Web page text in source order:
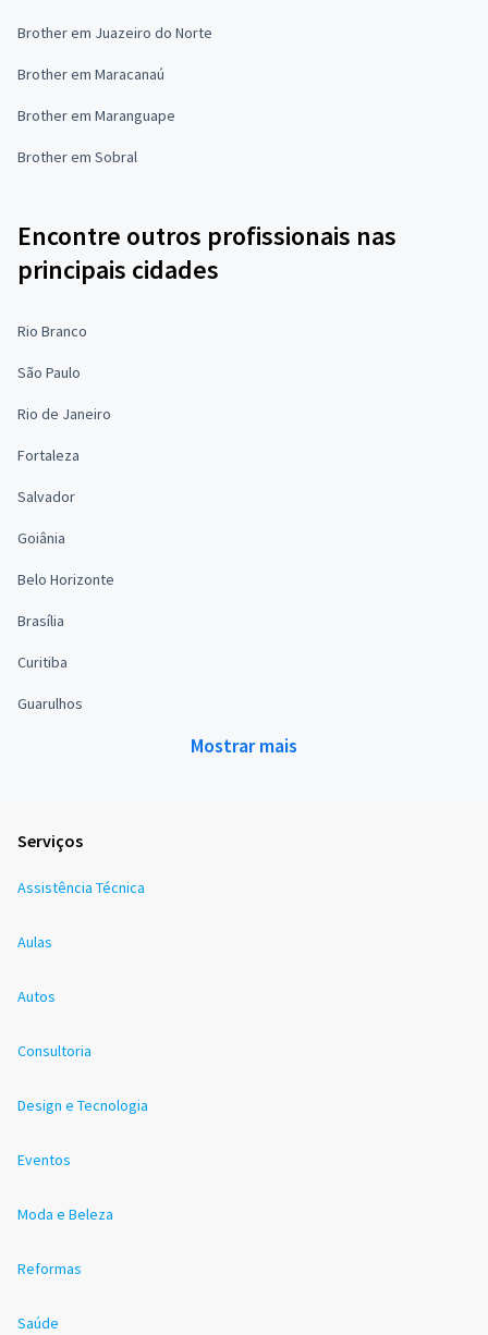
Brother em Juazeiro do Norte
Brother em Maracanaú
Brother em Maranguape
Brother em Sobral
Encontre outros profissionais nas
principais cidades
Rio Branco
São Paulo
Rio de Janeiro
Fortaleza
Salvador
Goiânia
Belo Horizonte
Brasília
Curitiba
Guarulhos
Mostrar mais
Serviços
Assistência Técnica
Aulas
Autos
Consultoria
Design e Tecnologia
Eventos
Moda e Beleza
Reformas
Saúde